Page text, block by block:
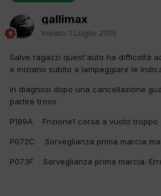
gallimax
Inviato 1 Luglio 2015
Salve ragazzi quest'auto ha difficoltà
e iniziano subito a lampeggiare le
In diagnosi dopo una cancellazione
partire trovo
P189A Frizione1 corsa a vuoto troppo
P072C Sorveglianza prima marcia
P073F Sorveglianza prima marcia.